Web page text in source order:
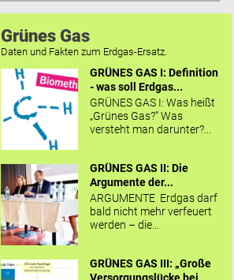
Grünes Gas
Daten und Fakten zum Erdgas-Ersatz.
GRÜNES GAS I: Definition
- was soll Erdgas...
GRÜNES GAS I: Was heißt
„Grünes Gas?“ Was
versteht man darunter?...
GRÜNES GAS II: Die
Argumente der...
ARGUMENTE Erdgas darf
bald nicht mehr verfeuert
werden – die...
GRÜNES GAS III: „Große